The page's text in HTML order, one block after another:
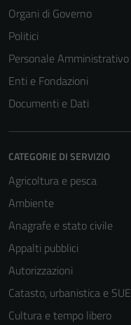
Organi di Governo
Politici
Personale Amministrativo
Enti e Fondazioni
Documenti e Dati
CATEGORIE DI SERVIZIO
Agricoltura e pesca
Ambiente
Anagrafe e stato civile
Appalti pubblici
Autorizzazioni
Catasto, urbanistica e SUE
Cultura e tempo libero